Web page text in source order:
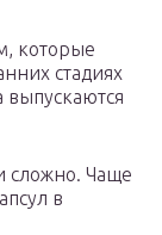
которые
стадиях
выпускаются
сложно. Чаще
в